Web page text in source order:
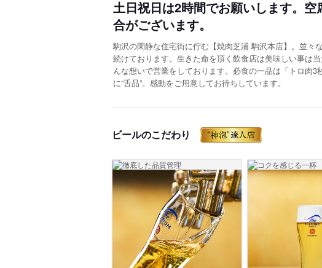
土日祝日は2時間でお願いします。
合がございます。
駒沢の閑静な住宅街に佇む【焼肉芝浦 駒沢本店】。並々
続けております。生きた命を頂く飲食店は美味しい事は
んな想いで営業をしております。必食の一品は「トロ肉
に“舌品”。感動をご用意してお待ちしています。
ビールのこだわり